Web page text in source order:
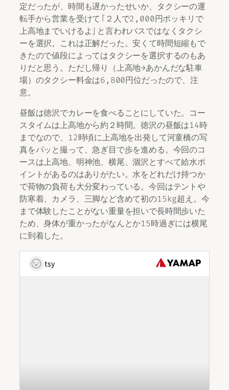
定だったが、時間も遅かったせいか、タクシーの運
転手から営業を受けて「２人で2,000円ポッキリで
上高地までいけるよ」と言われバスではなくタクシ
ーを選択。これは正解だった。安くて時間短縮もで
きたので値段によってはタクシーを選択するのもあ
りだと思う。ただし帰り（上高地→あかんだな駐車
場）のタクシー料金は6,800円位だったので、注
意。
昼飯は徳沢でカレーを食べることにしていた。コー
スタイムは上高地から約２時間。徳沢の昼飯は14時
までなので、12時頃に上高地を出発して河童橋の写
真をパッと撮って、急ぎ目で歩を進める。今回のコ
ースは上高地、明神池、横尾、涸沢とすべて給水ポ
イントがあるのはありがたい。水をどれだけ持つか
で荷物の負荷も大分変わっている。今回はテントや
防寒着、カメラ、三脚など含めて初の15kg超え。今
まで体験したことがない重量を担いで長時間歩いた
ため、身体が重かったがなんとか15時過ぎには横尾
に到着した。